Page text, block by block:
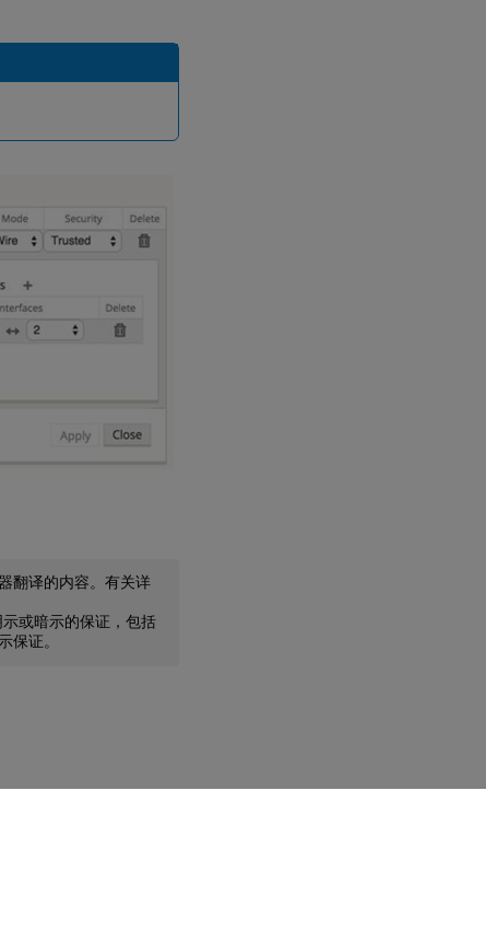
翻译的内容。有关详
或暗示的保证，包括
保证。